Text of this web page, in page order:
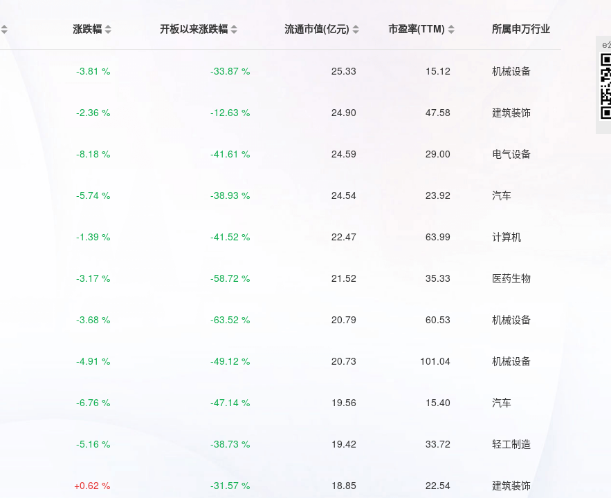
涨跌幅 开板以来涨跌幅 流通市值(亿元) 市盈率(TTM) 所属申万行业
-3.81 % -33.87 % 25.33 15.12 机械设备
-2.36 % -12.63 % 24.90 47.58 建筑装饰
-8.18 % -41.61 % 24.59 29.00 电气设备
-5.74 % -38.93 % 24.54 23.92 汽车
-1.39 % -41.52 % 22.47 63.99 计算机
-3.17 % -58.72 % 21.52 35.33 医药生物
-3.68 % -63.52 % 20.79 60.53 机械设备
-4.91 % -49.12 % 20.73 101.04 机械设备
-6.76 % -47.14 % 19.56 15.40 汽车
-5.16 % -38.73 % 19.42 33.72 轻工制造
+0.62 % -31.57 % 18.85 22.54 建筑装饰